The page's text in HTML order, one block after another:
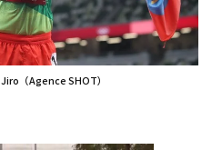
（Agence SHOT）